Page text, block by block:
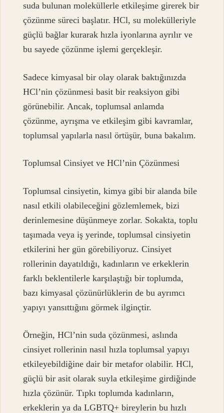
suda bulunan moleküllerle etkileşime girerek bir
çözünme süreci başlatır. HCl, su molekülleriyle
güçlü bağlar kurarak hızla iyonlarına ayrılır ve
bu sayede çözünme işlemi gerçekleşir.
Sadece kimyasal bir olay olarak baktığınızda
HCl’nin çözünmesi basit bir reaksiyon gibi
görünebilir. Ancak, toplumsal anlamda
çözünme, ayrışma ve etkileşim gibi kavramlar,
toplumsal yapılarla nasıl örtüşür, buna bakalım.
Toplumsal Cinsiyet ve HCl’nin Çözünmesi
Toplumsal cinsiyetin, kimya gibi bir alanda bile
nasıl etkili olabileceğini gözlemlemek, bizi
derinlemesine düşünmeye zorlar. Sokakta, toplu
taşımada veya iş yerinde, toplumsal cinsiyetin
etkilerini her gün görebiliyoruz. Cinsiyet
rollerinin dayatıldığı, kadınların ve erkeklerin
farklı beklentilerle karşılaştığı bir toplumda,
bazı kimyasal çözünürlüklerin de bu ayrımcı
yapıyı yansıttığını görmek ilginçtir.
Örneğin, HCl’nin suda çözünmesi, aslında
cinsiyet rollerinin nasıl hızla toplumsal yapıyı
etkileyebildiğine dair bir metafor olabilir. HCl,
güçlü bir asit olarak suyla etkileşime girdiğinde
hızla çözünür. Tıpkı toplumda kadınların,
erkeklerin ya da LGBTQ+ bireylerin bu hızlı